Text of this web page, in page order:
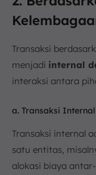
Transaksi
menjadi internal
interaksi antara
a. Transaksi Internal
Transaksi internal
satu entitas,
alokasi biaya